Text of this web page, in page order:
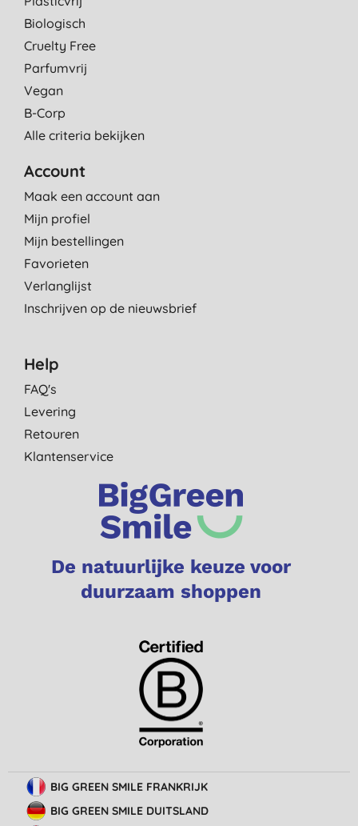
Biologisch
Cruelty Free
Parfumvrij
Vegan
B-Corp
Alle criteria bekijken
Account
Maak een account aan
Mijn profiel
Mijn bestellingen
Favorieten
Verlanglijst
Inschrijven op de nieuwsbrief
Help
FAQ's
Levering
Retouren
Klantenservice
De natuurlijke keuze voor
duurzaam shoppen
BIG GREEN SMILE FRANKRIJK
BIG GREEN SMILE DUITSLAND